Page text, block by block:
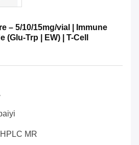
– 5/10/15mg/vial | Immune
(Glu-Trp | EW) | T-Cell
MR